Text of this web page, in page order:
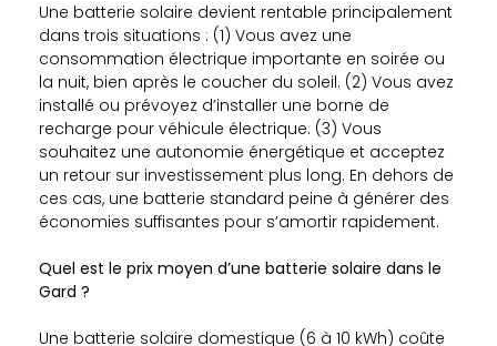
Une batterie solaire devient rentable principalement
dans trois situations : (1) Vous avez une
consommation électrique importante en soirée ou
la nuit, bien après le coucher du soleil. (2) Vous avez
installé ou prévoyez d’installer une borne de
recharge pour véhicule électrique. (3) Vous
souhaitez une autonomie énergétique et acceptez
un retour sur investissement plus long. En dehors de
ces cas, une batterie standard peine à générer des
économies suffisantes pour s’amortir rapidement.
Quel est le prix moyen d’une batterie solaire dans le
Gard ?
Une batterie solaire domestique (6 à 10 kWh) coûte